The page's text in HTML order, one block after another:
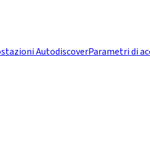
AutodiscoverParametri di